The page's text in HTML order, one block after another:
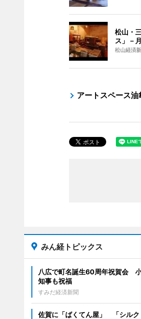
松山・
ス」－
松山経済
アートスペース油
みん経トピックス
八広で町名誕生60周年祝賀会
知事も祝福
すみだ経済新聞
佐賀に「ばくてん屋」 「シルク